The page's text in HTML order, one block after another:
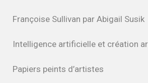
Françoise Sullivan par Abigail Susik
Intelligence artificielle et création
Papiers peints d’artistes